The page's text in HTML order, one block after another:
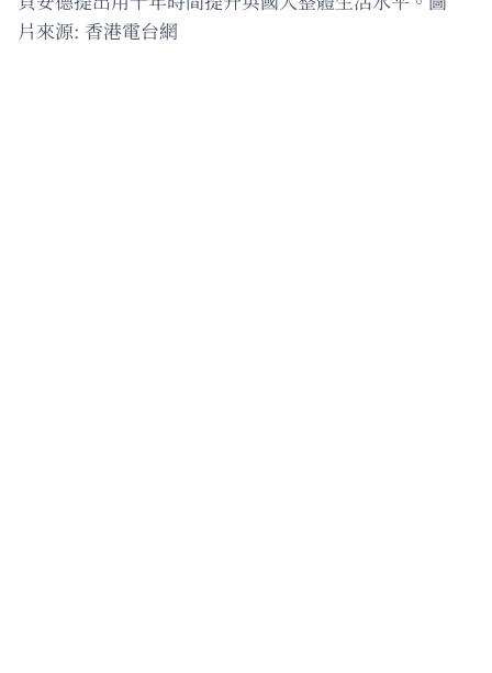
片來源: 香港電台網